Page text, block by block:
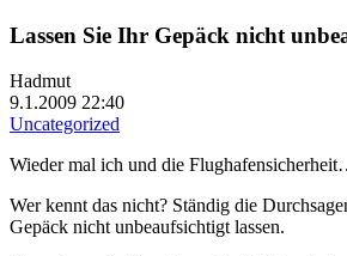
Lassen Sie Ihr Gepäck nicht
Hadmut
9.1.2009 22:40
Uncategorized
Wieder mal ich und die
Wer kennt das nicht? Ständig die
Gepäck nicht unbeaufsichtigt lassen.